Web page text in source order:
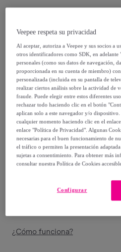
26,00 €
52,90 €
-50%
Guía de tallas
Vendido porGrupo DS
Entrega
¿Cómo funciona?
Veepee respeta su privacidad
Al aceptar, autoriza a Veepee y sus socios a
otros identificadores como SDK, en adelante
personales (como sus datos de navegación,
proporcionada en su cuenta de miembro)
personalizada (incluida en su pantalla de
realizar ciertos análisis sobre la actividad de
fraude. Puede elegir entre estos diferentes
rechazar todo haciendo clic en el botón
aplican solo a este navegador y/o dispositivo.
cualquier momento haciendo clic en el
enlace "Política de Privacidad". Algunas
necesarias para el buen funcionamiento de
el tráfico o permiten la presentación
sujetas a consentimiento. Para obtener más
consultar nuestra Política de Cookies
Configurar